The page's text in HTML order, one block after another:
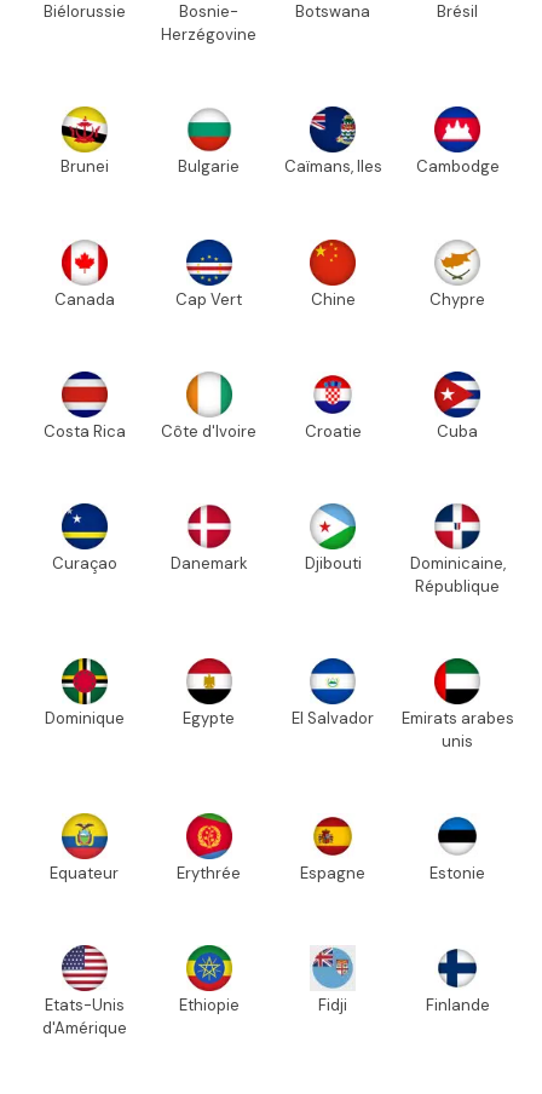
Biélorussie
Bosnie-
Herzégovine
Botswana Brésil
Brunei Bulgarie Caïmans, Iles Cambodge
Canada Cap Vert Chine Chypre
Costa Rica Côte d'Ivoire Croatie Cuba
Curaçao Danemark Djibouti
Dominicaine,
République
Dominique Egypte El Salvador
Emirats arabes
unis
Equateur Erythrée Espagne Estonie
Etats-Unis
d'Amérique
Ethiopie Fidji Finlande